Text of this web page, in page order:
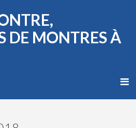
DE MONTRES À